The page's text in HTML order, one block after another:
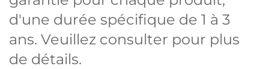
d'une durée spécifique de 1 à 3
ans. Veuillez consulter pour plus
de détails.